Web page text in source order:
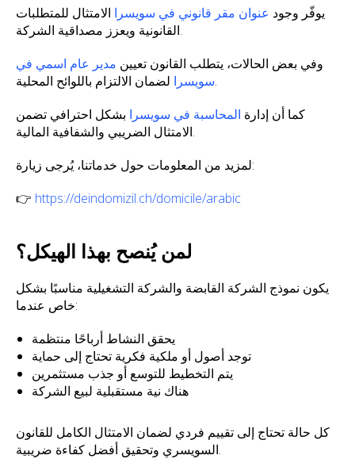
يوفّر وجود عنوان مقر قانوني في سويسرا الامتثال للمتطلبات
القانونية ويعزز مصداقية الشركة.
وفي بعض الحالات، يتطلب القانون تعيين مدير عام اسمي في
سويسرالضمان الالتزام باللوائح المحلية.
كما أن إدارة المحاسبة في سويسرا بشكل احترافي تضمن
الامتثال الضريبي والشفافية المالية.
لمزيد من المعلومات حول خدماتنا، يُرجى زيارة:
👉 https://deindomizil.ch/domicile/arabic
لمن يُنصح بهذا الهيكل؟
يكون نموذج الشركة القابضة والشركة التشغيلية مناسبًا بشكل
خاص عندما:
يحقق النشاط أرباحًا منتظمة
توجد أصول أو ملكية فكرية تحتاج إلى حماية
يتم التخطيط للتوسع أو جذب مستثمرين
هناك نية مستقبلية لبيع الشركة
كل حالة تحتاج إلى تقييم فردي لضمان الامتثال الكامل للقانون
السويسري وتحقيق أفضل كفاءة ضريبية.